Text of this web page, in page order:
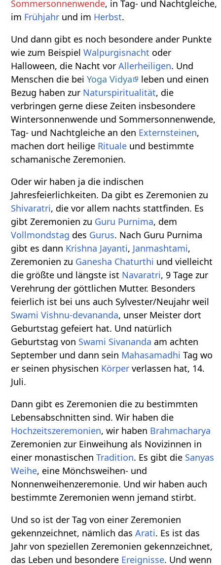
Sommersonnenwende, in Tag- und Nachtgleiche,
im Frühjahr und im Herbst.
Und dann gibt es noch besondere ander Punkte
wie zum BeispielWalpurgisnacht oder
Halloween, die Nacht vorAllerheiligen. Und
Menschen die beiYoga Vidya
leben und einen
Bezug haben zur Naturspiritualität, die
verbringen gerne diese Zeiten insbesondere
Wintersonnenwende und Sommersonnenwende,
Tag- und Nachtgleiche an den Externsteinen,
machen dort heilige Rituale und bestimmte
schamanische Zeremonien.
Oder wir haben ja die indischen
Jahresfeierlichkeiten. Da gibt es Zeremonien zu
Shivaratri, die vor allem nachts stattfinden. Es
gibt Zeremonien zu Guru Purnima, dem
Vollmondstag des Gurus. Nach Guru Purnima
gibt es dann Krishna Jayanti, Janmashtami,
Zeremonien zu Ganesha Chaturthi und vielleicht
die größte und längste ist Navaratri, 9 Tage zur
Verehrung der göttlichen Mutter. Besonders
feierlich ist bei uns auch Sylvester/Neujahr weil
Swami Vishnu-devananda, unser Meister dort
Geburtstag gefeiert hat. Und natürlich
Geburtstag von Swami Sivananda am achten
September und dann sein Mahasamadhi Tag wo
er seinen physischen Körper verlassen hat, 14.
Juli.
Dann gibt es Zeremonien die zu bestimmten
Lebensabschnitten sind. Wir haben die
Hochzeitszeremonien, wir haben Brahmacharya
Zeremonien zur Einweihung als Novizinnen in
einer monastischenTradition. Es gibt die Sanyas
Weihe, eine Mönchsweihen- und
Nonnenweihenzeremonie. Und wir haben auch
bestimmte Zeremonien wenn jemand stirbt.
Und so ist der Tag von einer Zeremonien
gekennzeichnet, nämlich dasArati. Es ist das
Jahr von speziellen Zeremonien gekennzeichnet,
das Leben und besondere Ereignisse. Und wenn